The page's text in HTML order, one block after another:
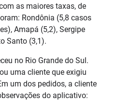
as maiores taxas, de
Rondônia (5,8 casos
Amapá (5,2), Sergipe
Santo (3,1).
no Rio Grande do Sul.
uma cliente que exigiu
um dos pedidos, a cliente
do aplicativo: